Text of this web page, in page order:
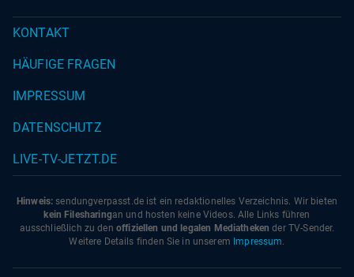
KONTAKT
HÄUFIGE FRAGEN
IMPRESSUM
DATENSCHUTZ
LIVE-TV-JETZT.DE
Hinweis: sendungverpasst.de ist ein redaktionelles Verzeichnis. Wir bieten
kein Filesharingan und hosten keine Videos. Alle Links führen
ausschließlich zu den offiziellen und legalen Mediatheken der TV-Sender.
Weitere Details finden Sie in unserem Impressum.